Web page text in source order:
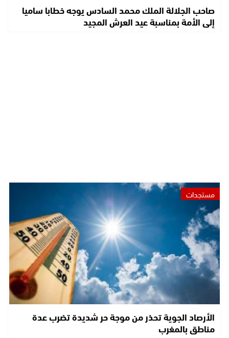
صاحب الجلالة الملك محمد السادس يوجه خطابا ساميا
إلى الأمة بمناسبة عيد العرش المجيد
مستجدات
الأرصاد الجوية تحذر من موجة حر شديدة تضرب عدة
مناطق بالمغرب